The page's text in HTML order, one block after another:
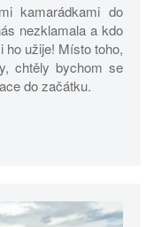
kamarádkami do
nezklamala a kdo
ho užije! Místo toho,
chtěly bychom se
do začátku.